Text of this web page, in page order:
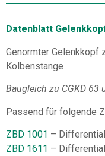
Datenblatt
Genormter Gelenkkopf
Kolbenstange
Baugleich zu CGKD 63
Passend für folgende
ZBD 1001 –
ZBD 1611 –